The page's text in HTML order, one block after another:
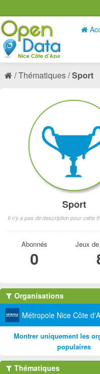
Thématiques Sport
Sport
Il n'y a pas de description pour cette
Abonnés
0
Jeux
Organisations
Métropole Nice Côte
Montrer uniquement les
populaires
Thématiques